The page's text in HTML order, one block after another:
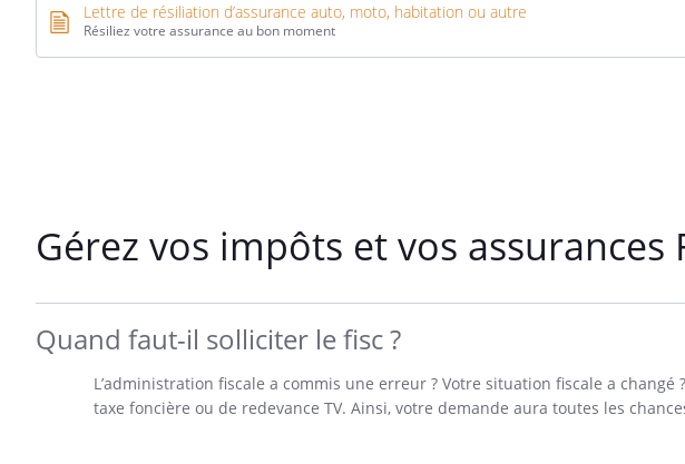
Lettre de résiliation d’assurance auto, moto, habitation ou autre
Résiliez votre assurance au bon moment
Gérez vos impôts et vos assurances
Quand faut-il solliciter le fisc ?
L’administration fiscale a commis une erreur ? Votre situation fiscale a
taxe foncière ou de redevance TV. Ainsi, votre demande aura toutes les